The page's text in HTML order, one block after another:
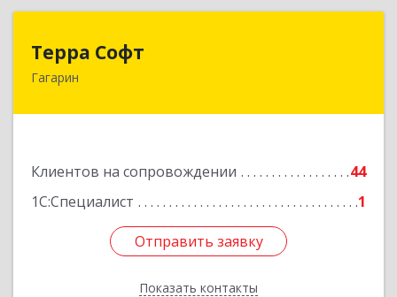
Терра Софт
Гагарин
Клиентов на сопровождении
44
1С:Специалист
1
Отправить заявку
Показать контакты
215010, Смоленская обл, Гагарин г, Ленина ул,
Отправить заявку
Назад